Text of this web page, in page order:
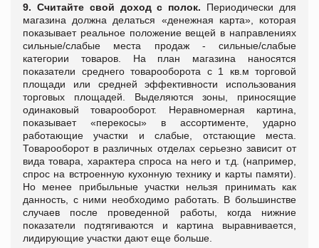
9. Считайте свой доход с полок. Периодически для
магазина должна делаться «денежная карта», которая
показывает реальное положение вещей в направлениях
сильные/слабые места продаж - сильные/слабые
категории товаров. На план магазина наносятся
показатели среднего товарооборота с 1 кв.м торговой
площади или средней эффективности использования
торговых площадей. Выделяются зоны, приносящие
одинаковый товарооборот. Неравномерная картина,
показывает «перекосы» в ассортименте, ударно
работающие участки и слабые, отстающие места.
Товарооборот в различных отделах серьезно зависит от
вида товара, характера спроса на него и т.д. (например,
спрос на встроенную кухонную технику и карты памяти).
Но менее прибыльные участки нельзя принимать как
данность, с ними необходимо работать. В большинстве
случаев после проведенной работы, когда нижние
показатели подтягиваются и картина выравнивается,
лидирующие участки дают еще больше.